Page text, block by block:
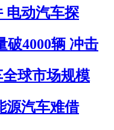
电动汽车探
破4000辆 冲击
球市场规模
源汽车难借